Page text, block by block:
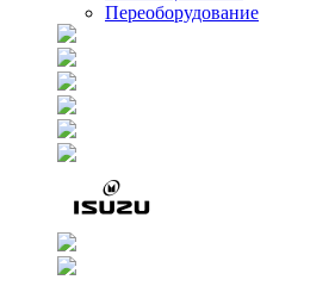
Переоборудование